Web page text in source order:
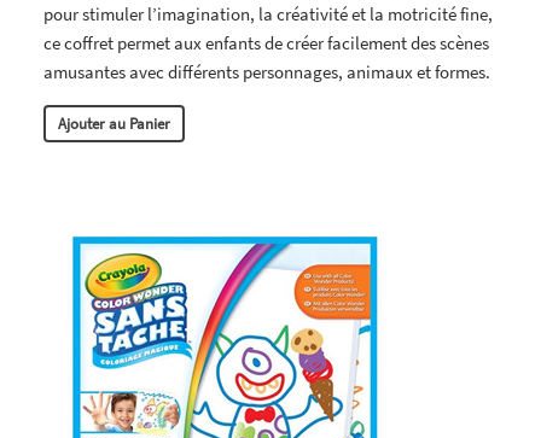
pour stimuler l’imagination, la créativité et la motricité fine,
ce coffret permet aux enfants de créer facilement des scènes
amusantes avec différents personnages, animaux et formes.
Ajouter au Panier